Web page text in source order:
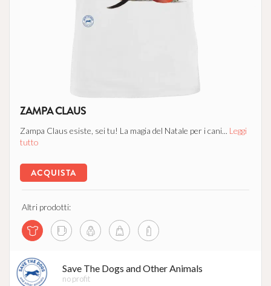
ZAMPA CLAUS
Zampa Claus esiste, sei tu! La magia del Natale per i cani... Leggi
tutto
ACQUISTA
Altri prodotti:
Save The Dogs and Other Animals
no profit